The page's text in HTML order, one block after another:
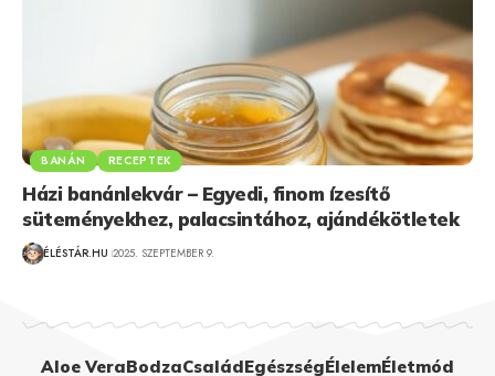
BANÁN RECEPTEK
Házi banánlekvár – Egyedi, finom ízesítő
süteményekhez, palacsintához, ajándékötletek
ÉLÉSTÁR.HU 2025. SZEPTEMBER 9.
Aloe VeraBodzaCsaládEgészségÉlelemÉletmód